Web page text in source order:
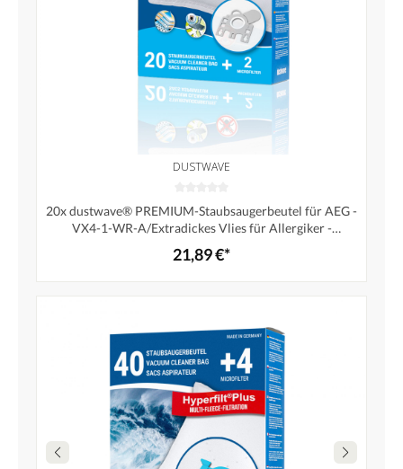
DUSTWAVE
20x dustwave® PREMIUM-Staubsaugerbeutel für AEG -
VX4-1-WR-A/Extradickes Vlies für Allergiker -
Markenstaubfiltertüten"MicrofiltPlus®" Made in
Germany + 2 Microfilter
21,89 €*